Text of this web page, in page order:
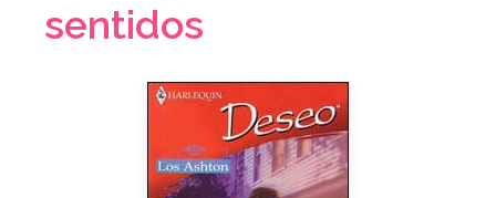
sentidos